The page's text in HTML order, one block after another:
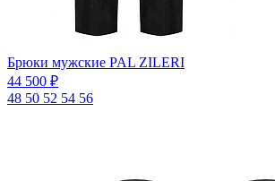
Брюки мужские PAL ZILERI
44 500 ₽
48 50 52 54 56